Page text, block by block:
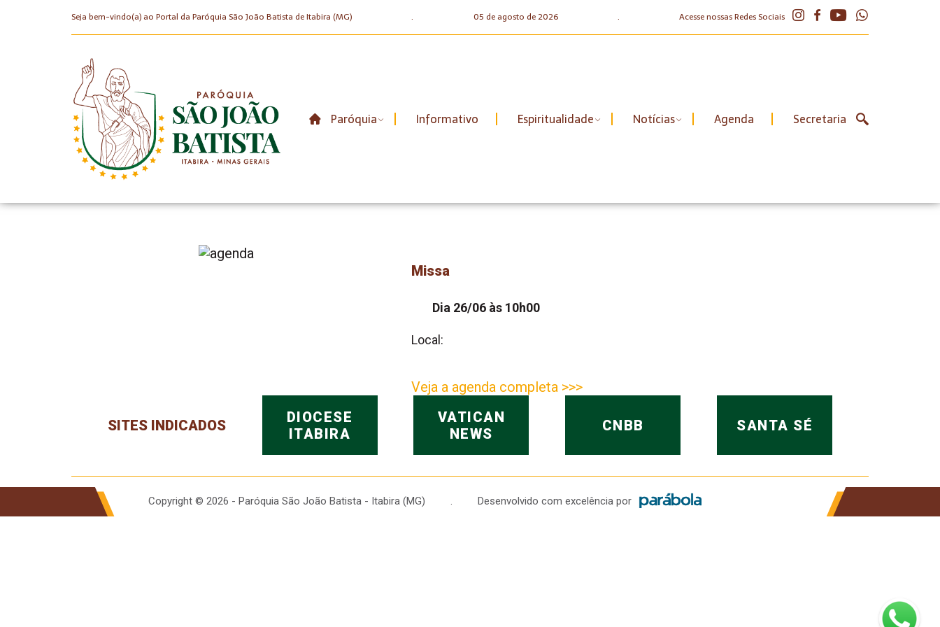
Seja bem-vindo(a) ao Portal da Paróquia São João Batista de Itabira (MG) . 05 de agosto de 2026 . Acesse nossas Redes Sociais
Paróquia Informativo Espiritualidade Notícias Agenda Secretaria
Missa
Dia 26/06 às 10h00
Local:
Veja a agenda completa >>>
SITES INDICADOS
DIOCESE
ITABIRA
VATICAN
NEWS
CNBB SANTA SÉ
Copyright © 2026 - Paróquia São João Batista - Itabira (MG) . Desenvolvido com excelência por